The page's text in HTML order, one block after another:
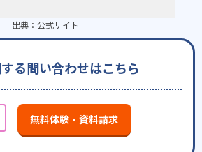
出典： 公式サイト
る問い合わせはこちら
無料体験・資料請求